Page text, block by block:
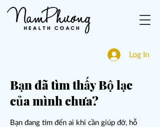
Log In
Bạn đã tìm thấy Bộ lạc
của mình chưa?
Bạn đang tìm đến ai khi cần giúp đỡ, hỗ